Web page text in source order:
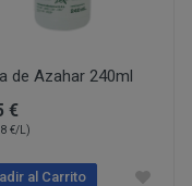
de Azahar 240ml
€
€/L)
al Carrito
a petición del
sus datos?
en
proporcione a